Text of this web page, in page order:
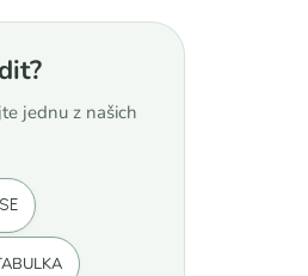
jednu z našich